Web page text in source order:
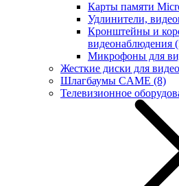
Карты памяти
Удлинители,
Кронштейны и
видеонаблюдения
Микрофоны для
Жесткие диски для
Шлагбаумы CAME (8)
Телевизионное